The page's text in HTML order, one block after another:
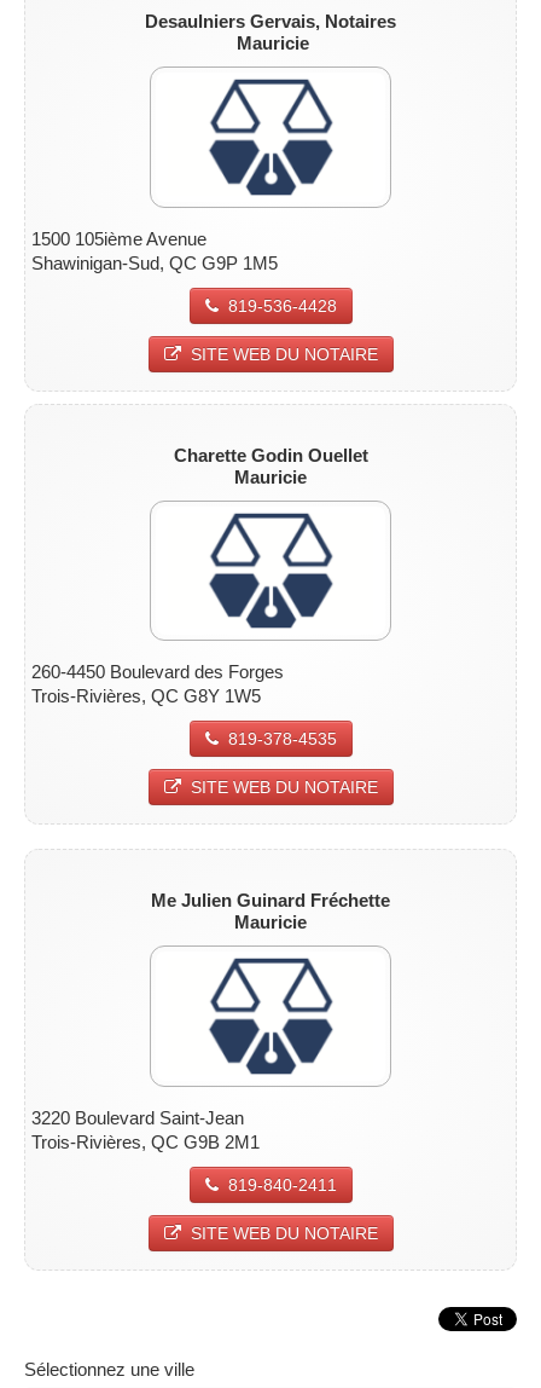
Desaulniers Gervais, Notaires
Mauricie
1500 105ième Avenue
Shawinigan-Sud, QC G9P 1M5
819-536-4428
SITE WEB DU NOTAIRE
Charette Godin Ouellet
Mauricie
260-4450 Boulevard des Forges
Trois-Rivières, QC G8Y 1W5
819-378-4535
SITE WEB DU NOTAIRE
Me Julien Guinard Fréchette
Mauricie
3220 Boulevard Saint-Jean
Trois-Rivières, QC G9B 2M1
819-840-2411
SITE WEB DU NOTAIRE
Sélectionnez une ville